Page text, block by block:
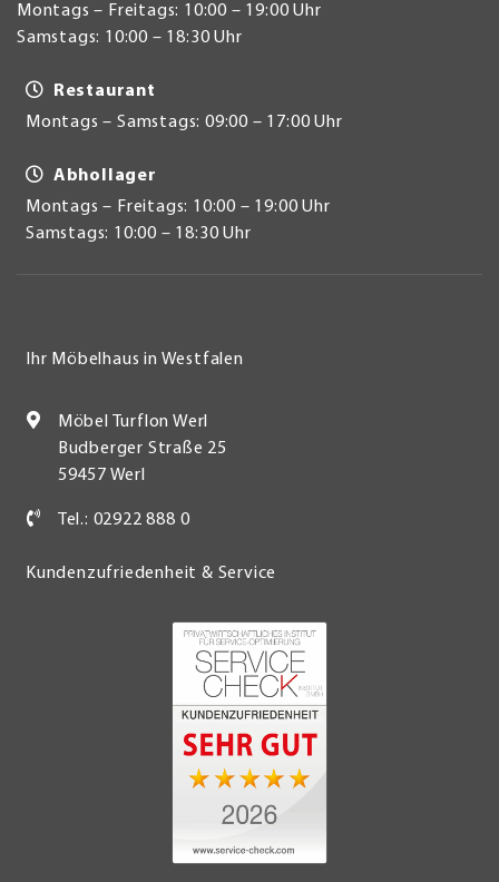
Montags – Freitags: 10:00 – 19:00 Uhr
Samstags: 10:00 – 18:30 Uhr
Restaurant
Montags – Samstags: 09:00 – 17:00 Uhr
Abhollager
Montags – Freitags: 10:00 – 19:00 Uhr
Samstags: 10:00 – 18:30 Uhr
Ihr Möbelhaus in Westfalen
Möbel Turflon Werl
Budberger Straße 25
59457 Werl
Tel.: 02922 888 0
Kundenzufriedenheit & Service